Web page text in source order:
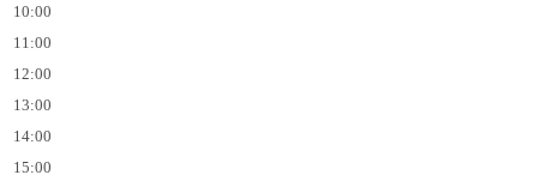
10:00
11:00
12:00
13:00
14:00
15:00